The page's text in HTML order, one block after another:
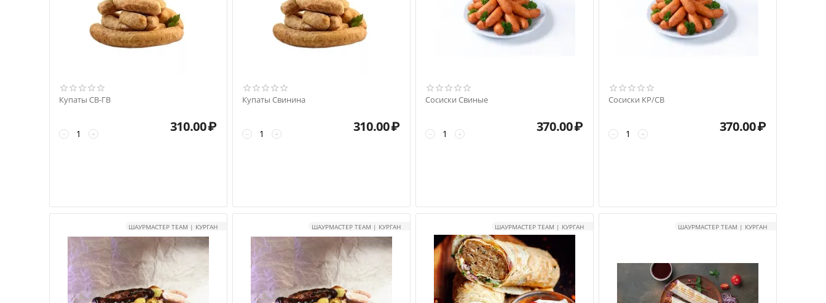
Купаты СВ-ГВ
+
− 310.00₽
Купаты Свинина
+
− 310.00₽
Сосиски Свиные
+
− 370.00₽
Сосиски КР/СВ
+
− 370.00₽
ШАУРМАСТЕР TEAM | КУРГАН ШАУРМАСТЕР TEAM | КУРГАН ШАУРМАСТЕР TEAM | КУРГАН ШАУРМАСТЕР TEAM | КУРГАН